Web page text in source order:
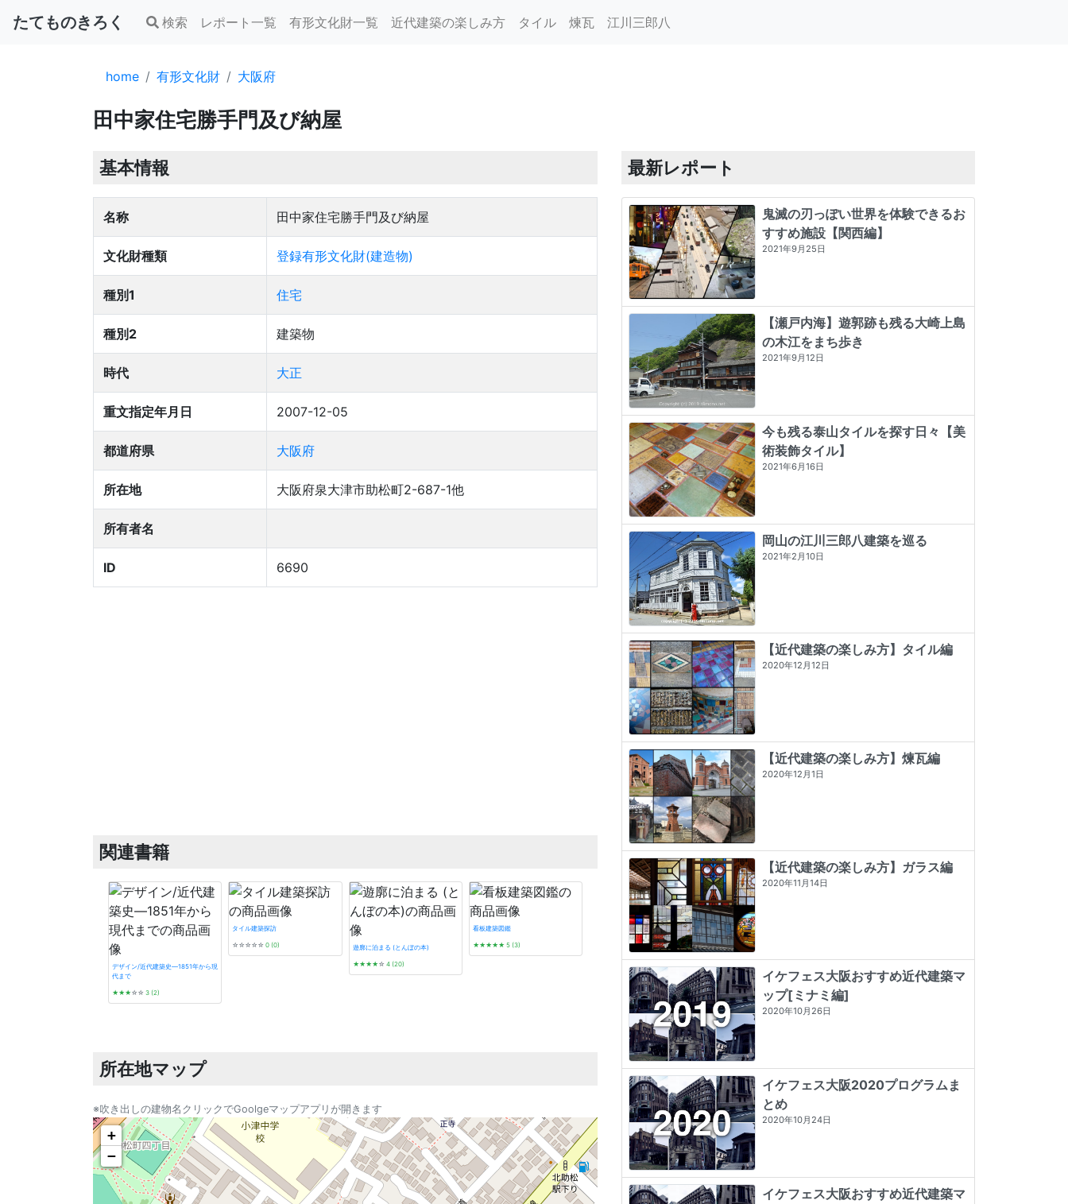
たてものきろく 検索 レポート一覧 有形文化財一覧 近代建築の楽しみ方 タイル 煉瓦 江川三郎八
home 有形文化財 大阪府
田中家住宅勝手門及び納屋
基本情報
名称 田中家住宅勝手門及び納屋
文化財種類 登録有形文化財(建造物)
種別1 住宅
種別2 建築物
時代 大正
重文指定年月日 2007-12-05
都道府県 大阪府
所在地 大阪府泉大津市助松町2-687-1他
所有者名
ID 6690
関連書籍
デザイン/近代建築史―1851年から現
代まで
★★★☆☆ 3 (2)
タイル建築探訪
☆☆☆☆☆ 0 (0) 遊廓に泊まる (とんぼの本)
★★★★☆ 4 (20)
看板建築図鑑
★★★★★5 (3)
プレモダン建築巡礼
5 (5)
昭和モダン建築巡礼 完全版1945-64
★★★★★ 5 (2)
神戸・大阪・京都レトロ建築さんぽ
所在地マップ
※吹き出しの建物名クリックでGoolgeマップアプリが開きます
+
−
最新レポート
鬼滅の刃っぽい世界を体験できるお
すすめ施設【関西編】
2021年9月25日
【瀬戸内海】遊郭跡も残る大崎上島
の木江をまち歩き
2021年9月12日
今も残る泰山タイルを探す日々【美
術装飾タイル】
2021年6月16日
岡山の江川三郎八建築を巡る
2021年2月10日
【近代建築の楽しみ方】タイル編
2020年12月12日
【近代建築の楽しみ方】煉瓦編
2020年12月1日
【近代建築の楽しみ方】ガラス編
2020年11月14日
イケフェス大阪おすすめ近代建築マ
ップ[ミナミ編]
2020年10月26日
イケフェス大阪2020プログラムま
とめ
2020年10月24日
イケフェス大阪おすすめ近代建築マ